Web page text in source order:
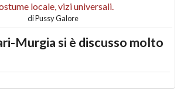
locale, vizi universali.
diPussy Galore
Murgia si è discusso molto